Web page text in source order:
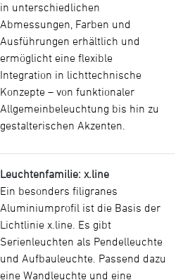
in unterschiedlichen
Abmessungen, Farben und
Ausführungen erhältlich und
ermöglicht eine flexible
Integration in lichttechnische
Konzepte – von funktionaler
Allgemeinbeleuchtung bis hin zu
gestalterischen Akzenten.
Leuchtenfamilie: x.line
Ein besonders filigranes
Aluminiumprofil ist die Basis der
Lichtlinie x.line. Es gibt
Serienleuchten als Pendelleuchte
und Aufbauleuchte. Passend dazu
eine Wandleuchte und eine